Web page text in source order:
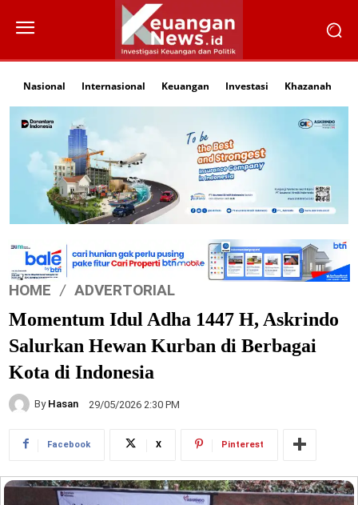
Nasional Internasional Keuangan Investasi Khazanah
HOME ADVERTORIAL
Momentum Idul Adha 1447 H, Askrindo
Salurkan Hewan Kurban di Berbagai
Kota di Indonesia
By Hasan 29/05/2026 2:30 PM
Facebook X Pinterest